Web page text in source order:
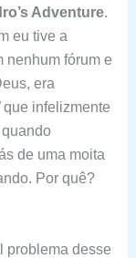
Adventure.
eu tive a
nenhum fórum e
era
que infelizmente
de uma moita
Por quê?
problema desse